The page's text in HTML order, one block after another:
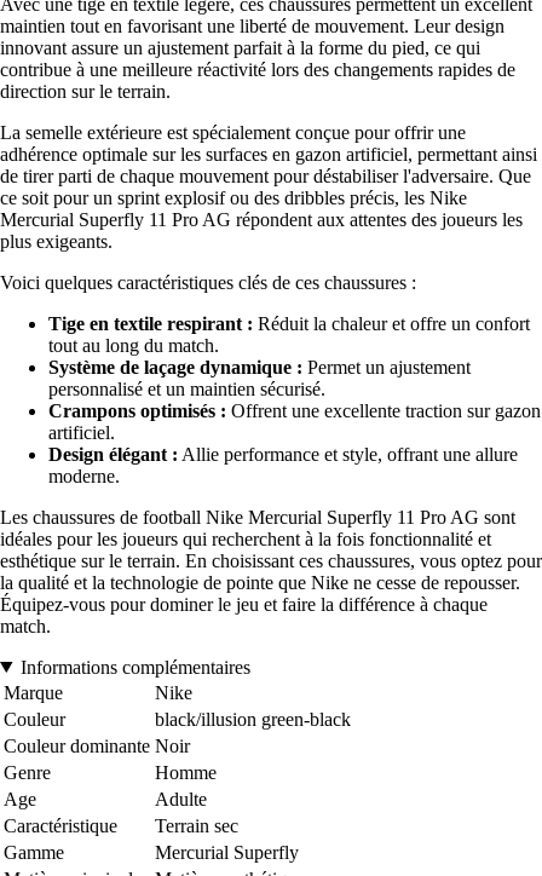
maintien tout en favorisant une liberté de mouvement. Leur design
innovant assure un ajustement parfait à la forme du pied, ce qui
contribue à une meilleure réactivité lors des changements rapides de
direction sur le terrain.
La semelle extérieure est spécialement conçue pour offrir une
adhérence optimale sur les surfaces en gazon artificiel, permettant ainsi
de tirer parti de chaque mouvement pour déstabiliser l'adversaire. Que
ce soit pour un sprint explosif ou des dribbles précis, les Nike
Mercurial Superfly 11 Pro AG répondent aux attentes des joueurs les
plus exigeants.
Voici quelques caractéristiques clés de ces chaussures :
Tige en textile respirant : Réduit la chaleur et offre un confort
tout au long du match.
Système de laçage dynamique : Permet un ajustement
personnalisé et un maintien sécurisé.
Crampons optimisés : Offrent une excellente traction sur gazon
artificiel.
Design élégant : Allie performance et style, offrant une allure
moderne.
Les chaussures de football Nike Mercurial Superfly 11 Pro AG sont
idéales pour les joueurs qui recherchent à la fois fonctionnalité et
esthétique sur le terrain. En choisissant ces chaussures, vous optez pour
la qualité et la technologie de pointe que Nike ne cesse de repousser.
Équipez-vous pour dominer le jeu et faire la différence à chaque
match.
Informations complémentaires
Marque
Nike
Couleur
black/illusion green-black
Couleur dominante Noir
Genre
Homme
Age
Adulte
Caractéristique
Terrain sec
Gamme
Mercurial Superfly